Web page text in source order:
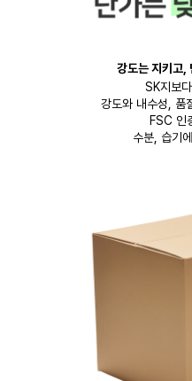
강도는 지키고,
SK지보
강도와 내수성, 품
FSC 인
수분, 습기